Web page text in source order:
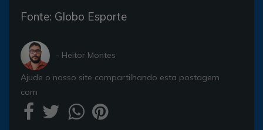
Fonte: Globo Esporte
- Heitor Montes
Ajude o nosso site compartilhando esta postagem
com